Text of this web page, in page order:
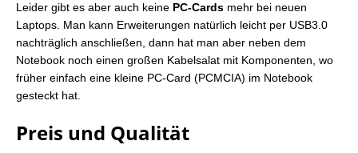
Leider gibt es aber auch keine PC-Cards mehr bei neuen
Laptops. Man kann Erweiterungen natürlich leicht per USB3.0
nachträglich anschließen, dann hat man aber neben dem
Notebook noch einen großen Kabelsalat mit Komponenten, wo
früher einfach eine kleine PC-Card (PCMCIA) im Notebook
gesteckt hat.
Preis und Qualität